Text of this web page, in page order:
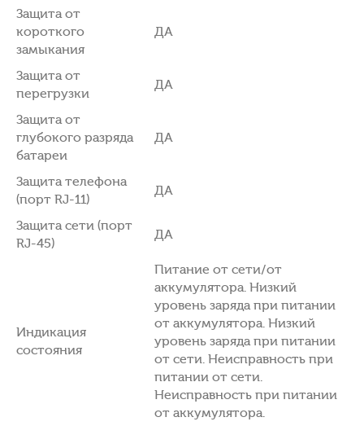
Защита от
короткого
замыкания
ДА
Защита от
перегрузки
ДА
Защита от
глубокого разряда
батареи
ДА
Защита телефона
(порт RJ-11)
ДА
Защита сети (порт
RJ-45)
ДА
Индикация
состояния
Питание от сети/от
аккумулятора. Низкий
уровень заряда при питании
от аккумулятора. Низкий
уровень заряда при питании
от сети. Неисправность при
питании от сети.
Неисправность при питании
от аккумулятора.